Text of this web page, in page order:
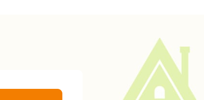
受付時間 月曜～土曜 9:00～18:00
60分無料相談申込お問い合わせ